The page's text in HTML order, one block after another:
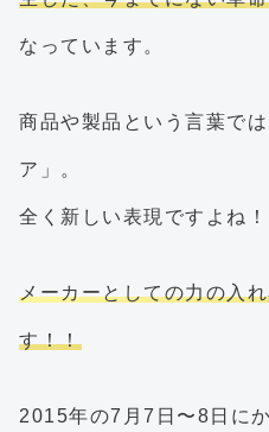
なっています。
商品や製品という言葉で
ア」。
全く新しい表現ですよね！
メーカーとしての力の入
す！！
2015年の7月7日〜8日に